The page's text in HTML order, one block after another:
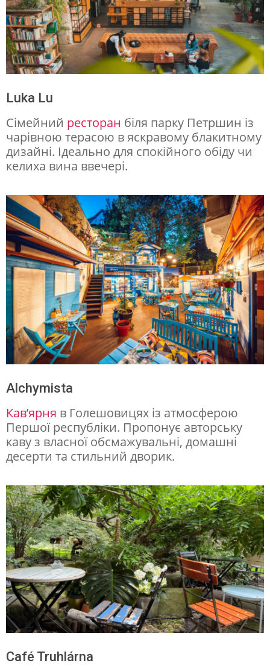
Luka Lu
Сімейний ресторан біля парку Петршин із
чарівною терасою в яскравому блакитному
дизайні. Ідеально для спокійного обіду чи
келиха вина ввечері.
Alchymista
Кав’ярня в Голешовицях із атмосферою
Першої республіки. Пропонує авторську
каву з власної обсмажувальні, домашні
десерти та стильний дворик.
Café Truhlárna